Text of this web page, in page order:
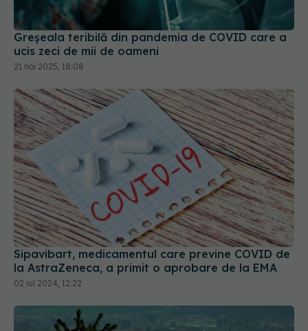
Greșeala teribilă din pandemia de COVID care a
ucis zeci de mii de oameni
21 noi 2025, 18:08
Sipavibart, medicamentul care previne COVID de
la AstraZeneca, a primit o aprobare de la EMA
02 iul 2024, 12:22